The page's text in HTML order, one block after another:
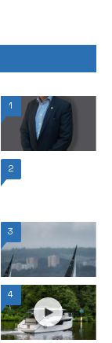
1
2
3
4